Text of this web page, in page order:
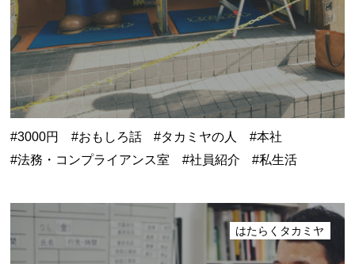
3000円 おもしろ話 タカミヤの人
本社
法務・コンプライアンス室
社員紹介 私生活
はたらくタカミヤ